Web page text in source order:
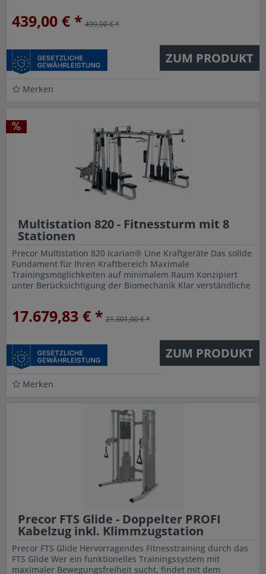
439,00 € * 499,00 € *
ZUM PRODUKT
Merken
Multistation 820 - Fitnessturm mit 8
Stationen
Precor Multistation 820 Icarian® Line Kraftgeräte Das solide
Fundament für Ihren Kraftbereich Maximale
Trainingsmöglichkeiten auf minimalem Raum Konzipiert
unter Berücksichtigung der Biomechanik Klar verständliche
17.679,83 € * 21.301,00 € *
ZUM PRODUKT
Merken
Precor FTS Glide - Doppelter PROFI
Kabelzug inkl. Klimmzugstation
Precor FTS Glide Hervorragendes Fitnesstraining durch das
FTS Glide Wer ein funktionelles Trainingssystem mit
maximaler Bewegungsfreiheit sucht, findet mit dem